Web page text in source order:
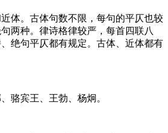
体。古体句数不限，每句的平仄也较
两种。律诗格律较严，每首四联八
绝句平仄都有规定。古体、近体都有
骆宾王、王勃、杨炯。